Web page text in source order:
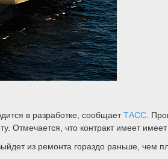
в разработке, сообщаетТАСС .
Отмечается, что контракт имеет
из ремонта гораздо раньше, чем